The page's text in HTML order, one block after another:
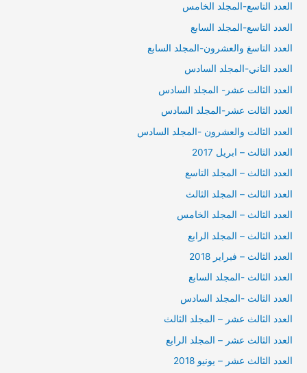
العدد التاسع-المجلد الخامس
العدد التاسع-المجلد السابع
العدد التاسغ والعشرون-المجلد السابع
العدد التاني-المجلد السادس
العدد الثالت عشر- المجلد السادس
العدد الثالت عشر-المجلد السادس
العدد الثالت والعشرون -المجلد السادس
العدد الثالث – ابريل 2017
العدد الثالث – المجلد التاسع
العدد الثالث – المجلد الثالث
العدد الثالث – المجلد الخامس
العدد الثالث – المجلد الرابع
العدد الثالث – فبراير 2018
العدد الثالث -المجلد السابع
العدد الثالث -المجلد السادس
العدد الثالث عشر – المجلد الثالث
العدد الثالث عشر – المجلد الرابع
العدد الثالث عشر – يونيو 2018